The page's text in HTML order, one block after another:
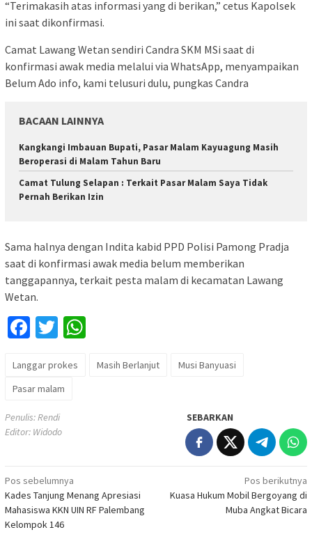
“Terimakasih atas informasi yang di berikan,” cetus Kapolsek
ini saat dikonfirmasi.
Camat Lawang Wetan sendiri Candra SKM MSi saat di
konfirmasi awak media melalui via WhatsApp, menyampaikan
Belum Ado info, kami telusuri dulu, pungkas Candra
BACAAN LAINNYA
Kangkangi Imbauan Bupati, Pasar Malam Kayuagung Masih
Beroperasi di Malam Tahun Baru
Camat Tulung Selapan : Terkait Pasar Malam Saya Tidak
Pernah Berikan Izin
Sama halnya dengan Indita kabid PPD Polisi Pamong Pradja
saat di konfirmasi awak media belum memberikan
tanggapannya, terkait pesta malam di kecamatan Lawang
Wetan.
Facebook
Twitter
Langgar prokes Masih Berlanjut
Musi Banyuasi
Pasar malam
Penulis: Rendi
Editor: Widodo
SEBARKAN
Navigasi
pos
Pos sebelumnya
Kades Tanjung Menang Apresiasi
Mahasiswa KKN UIN RF Palembang
Kelompok 146
Pos berikutnya
Kuasa Hukum Mobil Bergoyang di
Muba Angkat Bicara